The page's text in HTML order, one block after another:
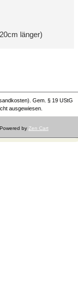
länger)
Gem. § 19 UStG
ausgewiesen.
by Zen Cart